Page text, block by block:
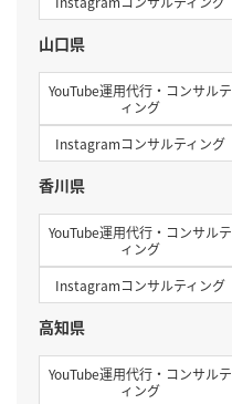
山口県
YouTube運用代行・コンサルテ
ィング
Instagramコンサルティング
香川県
YouTube運用代行・コンサルテ
ィング
Instagramコンサルティング
高知県
YouTube運用代行・コンサルテ
ィング